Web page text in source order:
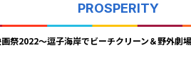
PROSPERITY
祭2022～逗子海岸でビーチクリーン＆野外劇